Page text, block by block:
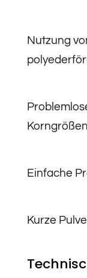
Nutzung
Einfache
Kurze